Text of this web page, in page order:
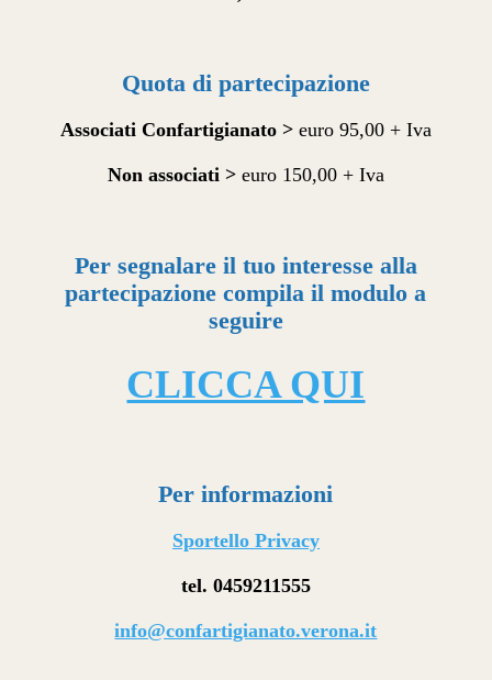
Quota di partecipazione
Associati Confartigianato >euro 95,00 + Iva
Non associati >euro 150,00 + Iva
Per segnalare il tuo interesse alla
partecipazione compila il modulo a
seguire
CLICCA QUI
Per informazioni
Sportello Privacy
tel. 0459211555
info@confartigianato.verona.it